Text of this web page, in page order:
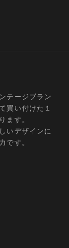
interpolation
interpolation
interpolation
テージブラン
買い付けた１
ます。
いデザインに
です。